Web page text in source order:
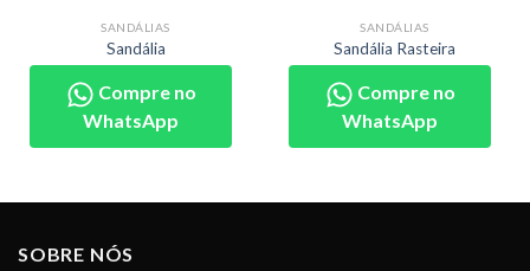
SANDÁLIAS
Sandália
Compre no
WhatsApp
SANDÁLIAS
Sandália Rasteira
Compre no
WhatsApp
SOBRE NÓS